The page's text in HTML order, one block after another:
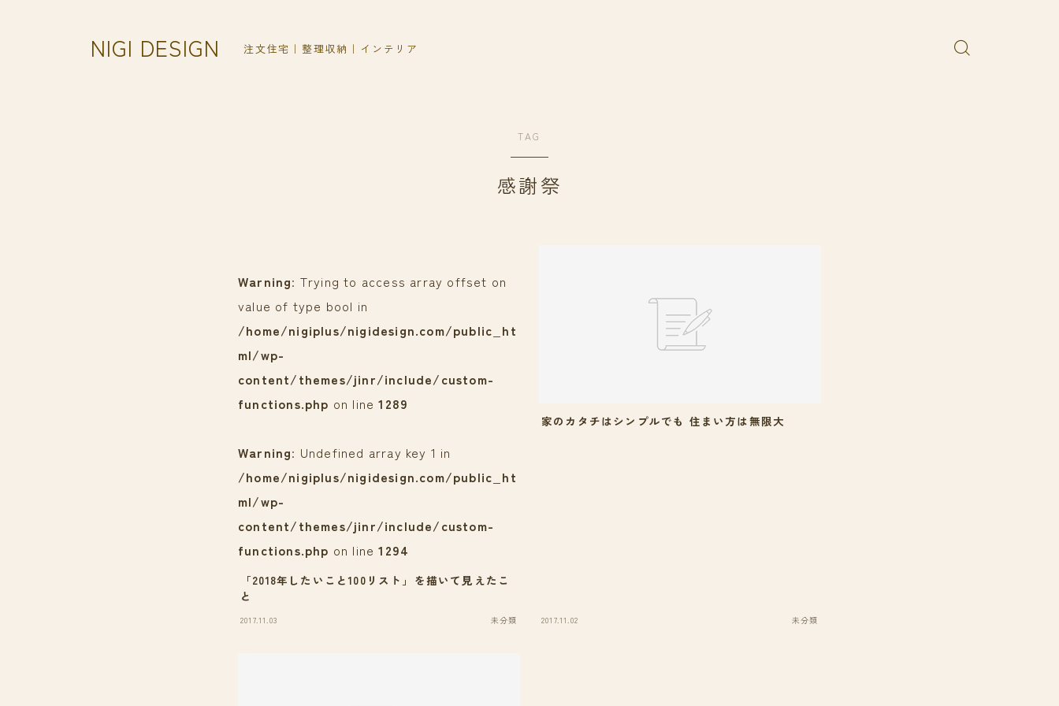
NIGI DESIGN 注文住宅｜整理収納｜インテリア
TAG
感謝祭
Warning: Trying to access array offset on
value of type bool in
/home/nigiplus/nigidesign.com/public_ht
ml/wp-
content/themes/jinr/include/custom-
functions.php on line1289
Warning: Undefined array key 1 in
/home/nigiplus/nigidesign.com/public_ht
ml/wp-
content/themes/jinr/include/custom-
functions.php on line1294
「2018年したいこと100リスト」を描いて見えたこ
と
2017.11.03 未分類
家のカタチはシンプルでも 住まい方は無限大
2017.11.02 未分類